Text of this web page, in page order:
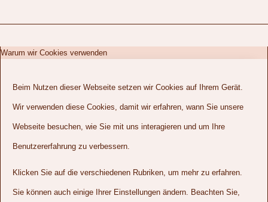
Warum wir Cookies verwenden
Beim Nutzen dieser Webseite setzen wir Cookies auf Ihrem Gerät.
Wir verwenden diese Cookies, damit wir erfahren, wann Sie unsere
Webseite besuchen, wie Sie mit uns interagieren und um Ihre
Benutzererfahrung zu verbessern.
Klicken Sie auf die verschiedenen Rubriken, um mehr zu erfahren.
Sie können auch einige Ihrer Einstellungen ändern. Beachten Sie,